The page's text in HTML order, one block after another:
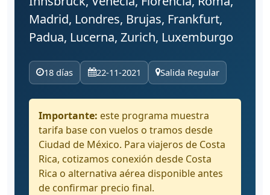
Madrid, Londres, Brujas, Frankfurt,
Padua, Lucerna, Zurich, Luxemburgo
18 días 22-11-2021 Salida Regular
Importante: este programa muestra
tarifa base con vuelos o tramos desde
Ciudad de México. Para viajeros de Costa
Rica, cotizamos conexión desde Costa
Rica o alternativa aérea disponible antes
de confirmar precio final.